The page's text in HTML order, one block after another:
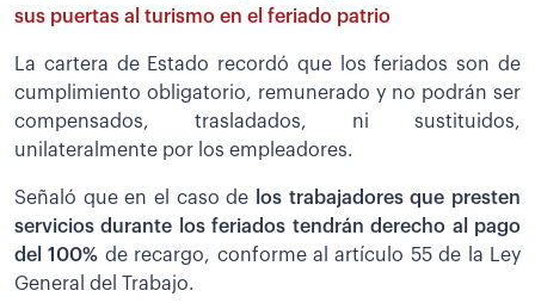
sus puertas al turismo en el feriado patrio
La cartera de Estado recordó que los feriados son de
cumplimiento obligatorio, remunerado y no podrán ser
compensados, trasladados, ni sustituidos,
unilateralmente por los empleadores.
Señaló que en el caso de
los trabajadores que presten
servicios durante los feriados tendrán derecho al pago
del 100% de recargo, conforme al artículo 55 de la Ley
General del Trabajo.